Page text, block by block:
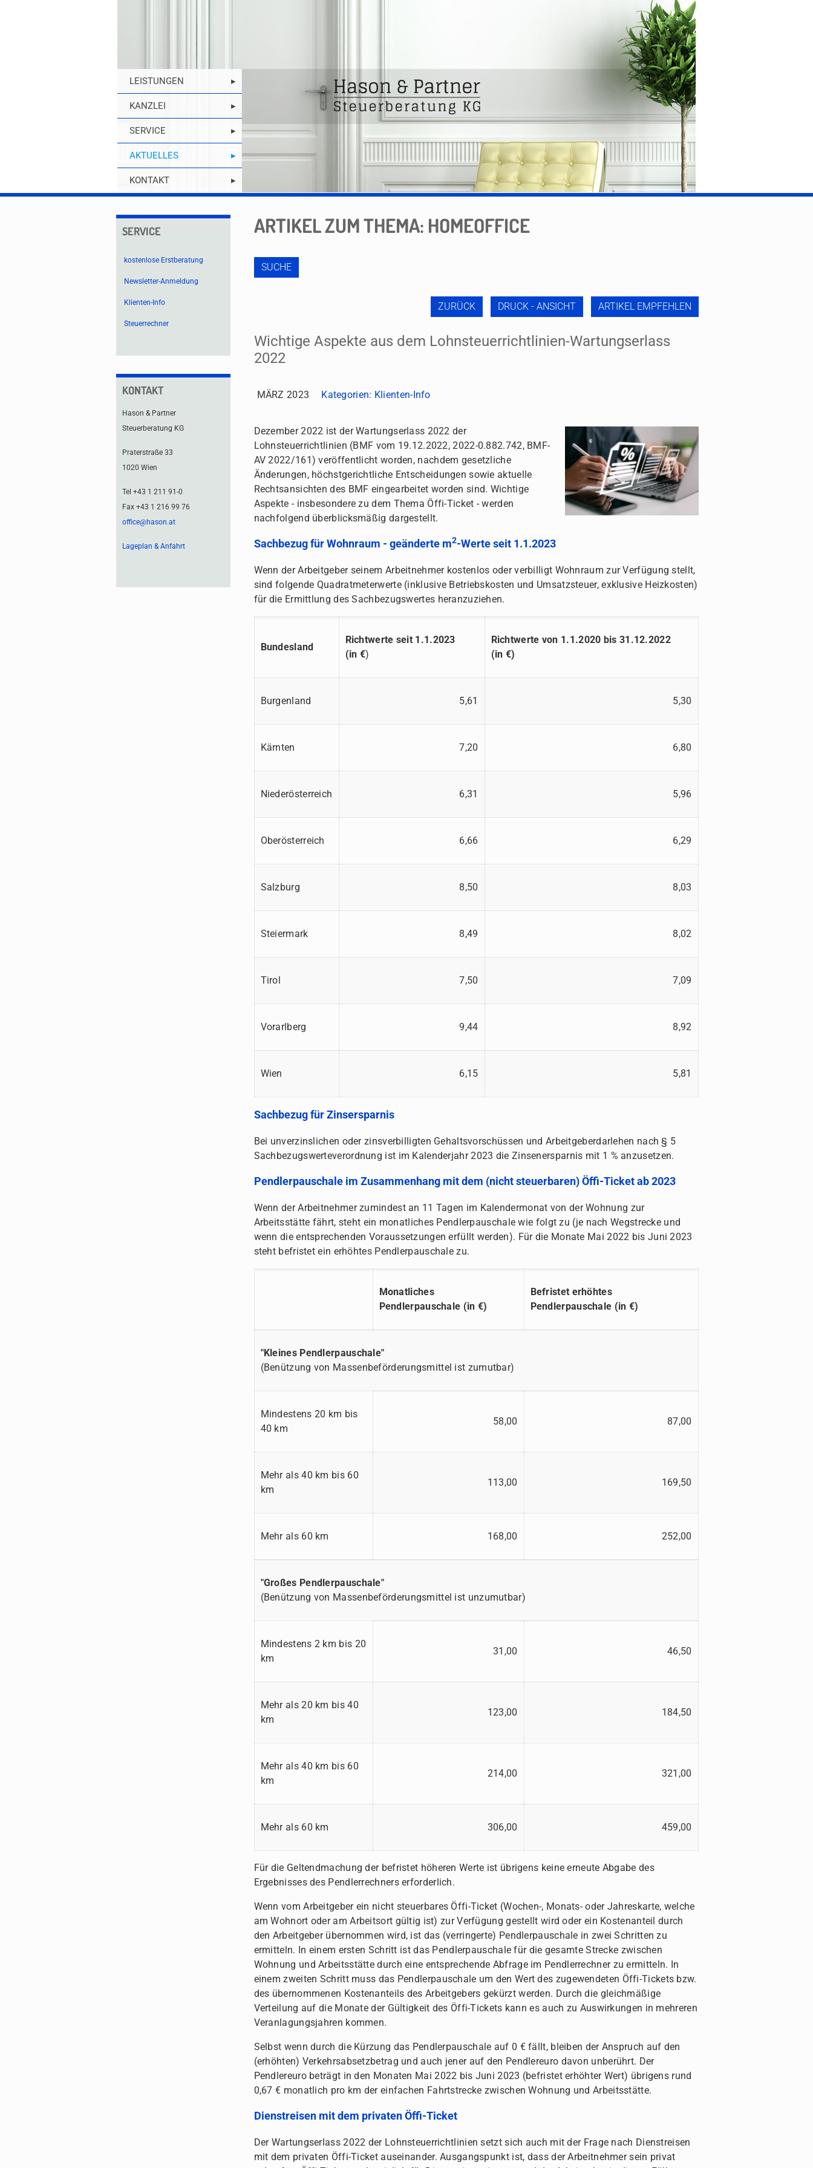
LEISTUNGEN
KANZLEI
SERVICE
AKTUELLES
KONTAKT
ARTIKEL ZUM THEMA: HOMEOFFICE
SUCHE
ZURÜCK DRUCK - ANSICHT ARTIKEL EMPFEHLEN
Wichtige Aspekte aus dem Lohnsteuerrichtlinien-Wartungserlass
2022
MÄRZ 2023 Kategorien: Klienten-Info
Dezember 2022 ist der Wartungserlass 2022 der
Lohnsteuerrichtlinien (BMF vom 19.12.2022, 2022-0.882.742, BMF-
AV 2022/161) veröffentlicht worden, nachdem gesetzliche
Änderungen, höchstgerichtliche Entscheidungen sowie aktuelle
Rechtsansichten des BMF eingearbeitet worden sind. Wichtige
Aspekte - insbesondere zu dem Thema Öffi-Ticket - werden
nachfolgend überblicksmäßig dargestellt.
Sachbezug für Wohnraum - geänderte m2-Werte seit 1.1.2023
Wenn der Arbeitgeber seinem Arbeitnehmer kostenlos oder verbilligt Wohnraum zur Verfügung stellt,
sind folgende Quadratmeterwerte (inklusive Betriebskosten und Umsatzsteuer, exklusive Heizkosten)
für die Ermittlung des Sachbezugswertes heranzuziehen.
Bundesland
Richtwerte seit 1.1.2023
(in €)
Richtwerte von 1.1.2020 bis 31.12.2022
(in €)
Burgenland 5,61 5,30
Kärnten 7,20 6,80
Niederösterreich 6,31 5,96
Oberösterreich 6,66 6,29
Salzburg 8,50 8,03
Steiermark 8,49 8,02
Tirol 7,50 7,09
Vorarlberg 9,44 8,92
Wien 6,15 5,81
Sachbezug für Zinsersparnis
Bei unverzinslichen oder zinsverbilligten Gehaltsvorschüssen und Arbeitgeberdarlehen nach § 5
Sachbezugswerteverordnung ist im Kalenderjahr 2023 die Zinsenersparnis mit 1 % anzusetzen.
Pendlerpauschale im Zusammenhang mit dem (nicht steuerbaren) Öffi-Ticket ab 2023
Wenn der Arbeitnehmer zumindest an 11 Tagen im Kalendermonat von der Wohnung zur
Arbeitsstätte fährt, steht ein monatliches Pendlerpauschale wie folgt zu (je nach Wegstrecke und
wenn die entsprechenden Voraussetzungen erfüllt werden). Für die Monate Mai 2022 bis Juni 2023
steht befristet ein erhöhtes Pendlerpauschale zu.
Monatliches
Pendlerpauschale (in €)
Befristet erhöhtes
Pendlerpauschale (in €)
"Kleines Pendlerpauschale"
(Benützung von Massenbeförderungsmittel ist zumutbar)
Mindestens 20 km bis
40 km
58,00 87,00
Mehr als 40 km bis 60
km
113,00 169,50
Mehr als 60 km 168,00 252,00
"Großes Pendlerpauschale"
(Benützung von Massenbeförderungsmittel ist unzumutbar)
Mindestens 2 km bis 20
km
31,00 46,50
Mehr als 20 km bis 40
km
123,00 184,50
Mehr als 40 km bis 60
km
214,00 321,00
Mehr als 60 km 306,00 459,00
Für die Geltendmachung der befristet höheren Werte ist übrigens keine erneute Abgabe des
Ergebnisses des Pendlerrechners erforderlich.
Wenn vom Arbeitgeber ein nicht steuerbares Öffi-Ticket (Wochen-, Monats- oder Jahreskarte, welche
am Wohnort oder am Arbeitsort gültig ist) zur Verfügung gestellt wird oder ein Kostenanteil durch
den Arbeitgeber übernommen wird, ist das (verringerte) Pendlerpauschale in zwei Schritten zu
ermitteln. In einem ersten Schritt ist das Pendlerpauschale für die gesamte Strecke zwischen
Wohnung und Arbeitsstätte durch eine entsprechende Abfrage im Pendlerrechner zu ermitteln. In
einem zweiten Schritt muss das Pendlerpauschale um den Wert des zugewendeten Öffi-Tickets bzw.
des übernommenen Kostenanteils des Arbeitgebers gekürzt werden. Durch die gleichmäßige
Verteilung auf die Monate der Gültigkeit des Öffi-Tickets kann es auch zu Auswirkungen in mehreren
Veranlagungsjahren kommen.
Selbst wenn durch die Kürzung das Pendlerpauschale auf 0 € fällt, bleiben der Anspruch auf den
(erhöhten) Verkehrsabsetzbetrag und auch jener auf den Pendlereuro davon unberührt. Der
Pendlereuro beträgt in den Monaten Mai 2022 bis Juni 2023 (befristet erhöhter Wert) übrigens rund
0,67 € monatlich pro km der einfachen Fahrtstrecke zwischen Wohnung und Arbeitsstätte.
Dienstreisen mit dem privaten Öffi-Ticket
Der Wartungserlass 2022 der Lohnsteuerrichtlinien setzt sich auch mit der Frage nach Dienstreisen
mit dem privaten Öffi-Ticket auseinander. Ausgangspunkt ist, dass der Arbeitnehmer sein privat
SERVICE
kostenlose Erstberatung
Newsletter-Anmeldung
Klienten-Info
Steuerrechner
KONTAKT
Hason & Partner
Steuerberatung KG
Praterstraße 33
1020 Wien
Tel +43 1 211 91-0
Fax +43 1 216 99 76
office@hason.at
Lageplan & Anfahrt